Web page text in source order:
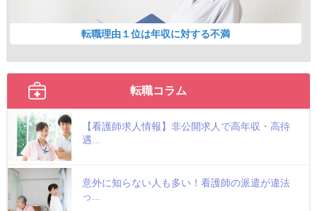
転職理由１位は年収に対する不満
転職コラム
【看護師求人情報】非公開求人で高年収・高待
遇...
意外に知らない人も多い！看護師の派遣が違法
っ...